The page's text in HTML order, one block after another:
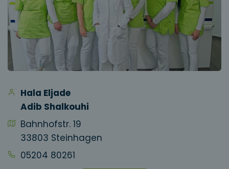
Hala Eljade
Adib Shalkouhi
Bahnhofstr. 19
33803 Steinhagen
05204 80261